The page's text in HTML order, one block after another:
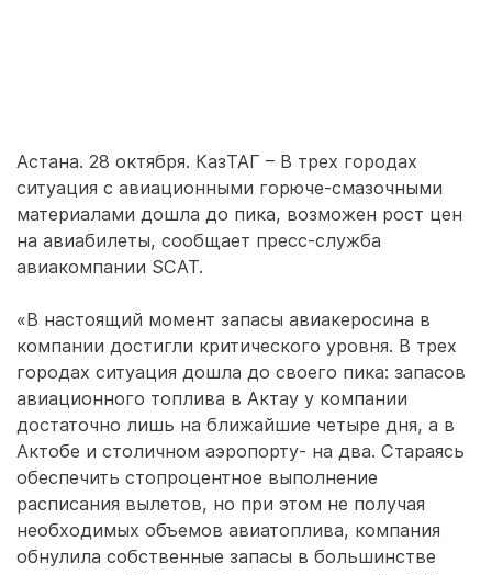
Астана. 28 октября. КазТАГ – В трех городах
ситуация с авиационными горюче-смазочными
материалами дошла до пика, возможен рост цен
на авиабилеты, сообщает пресс-служба
авиакомпании SCAT.
«В настоящий момент запасы авиакеросина в
компании достигли критического уровня. В трех
городах ситуация дошла до своего пика: запасов
авиационного топлива в Актау у компании
достаточно лишь на ближайшие четыре дня, а в
Актобе и столичном аэропорту- на два. Стараясь
обеспечить стопроцентное выполнение
расписания вылетов, но при этом не получая
необходимых объемов авиатоплива, компания
обнулила собственные запасы в большинстве